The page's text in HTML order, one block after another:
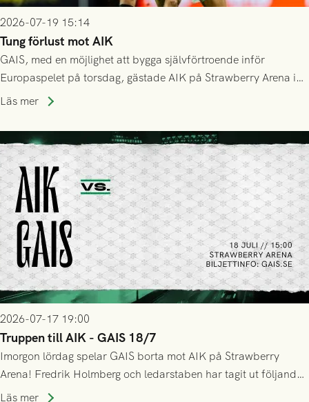
2026-07-19 15:14
Tung förlust mot AIK
GAIS, med en möjlighet att bygga självförtroende inför
Europaspelet på torsdag, gästade AIK på Strawberry Arena i
Stockholm . Men trots konstant hotande i första halvlek av
lyckades få in 2-0.
Läs mer
2026-07-17 19:00
Truppen till AIK - GAIS 18/7
Imorgon lördag spelar GAIS borta mot AIK på Strawberry
Arena! Fredrik Holmberg och ledarstaben har tagit ut följande
trupp till matchen:
Läs mer